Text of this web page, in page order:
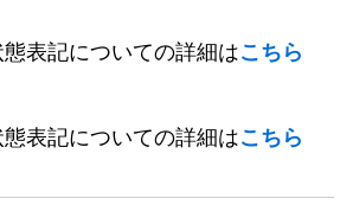
表記についての詳細はこちら
表記についての詳細はこちら